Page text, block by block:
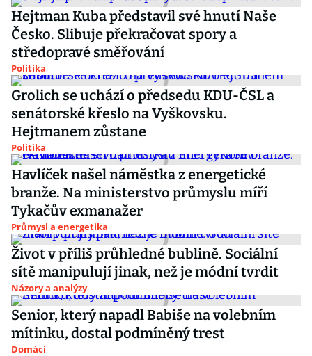
Hejtman Kuba představil své hnutí Naše
Česko. Slibuje překračovat spory a
středopravé směřování
Politika
Grolich se uchází o předsedu KDU-ČSL a
senátorské křeslo na Vyškovsku.
Hejtmanem zůstane
Politika
Havlíček našel náměstka z energetické
branže. Na ministerstvo průmyslu míří
Tykačův exmanažer
Průmysl a energetika
Život v příliš průhledné bublině. Sociální
sítě manipulují jinak, než je módní tvrdit
Názory a analýzy
Senior, který napadl Babiše na volebním
mítinku, dostal podmíněný trest
Domácí